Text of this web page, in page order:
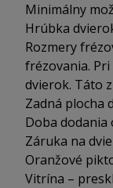
Minimálny
Hrúbka
Rozmery
frézovania.
dvierok. Táto
Zadná plocha
Doba dodania
Záruka na
Oranžové
Vitrína –